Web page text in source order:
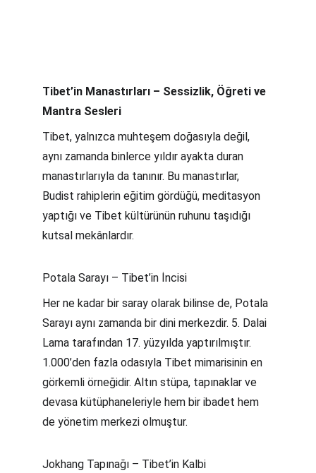
Tibet’in Manastırları – Sessizlik, Öğreti ve
Mantra Sesleri
Tibet, yalnızca muhteşem doğasıyla değil,
aynı zamanda binlerce yıldır ayakta duran
manastırlarıyla da tanınır. Bu manastırlar,
Budist rahiplerin eğitim gördüğü, meditasyon
yaptığı ve Tibet kültürünün ruhunu taşıdığı
kutsal mekânlardır.
Potala Sarayı – Tibet’in İncisi
Her ne kadar bir saray olarak bilinse de, Potala
Sarayı aynı zamanda bir dini merkezdir. 5. Dalai
Lama tarafından 17. yüzyılda yaptırılmıştır.
1.000’den fazla odasıyla Tibet mimarisinin en
görkemli örneğidir. Altın stüpa, tapınaklar ve
devasa kütüphaneleriyle hem bir ibadet hem
de yönetim merkezi olmuştur.
Jokhang Tapınağı – Tibet’in Kalbi